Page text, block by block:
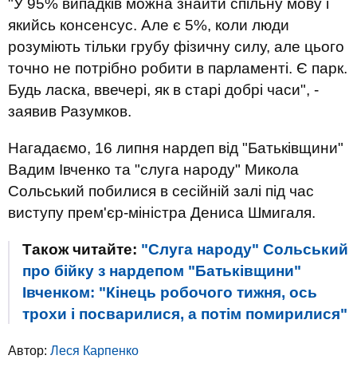
"У 95% випадків можна знайти спільну мову і
якийсь консенсус. Але є 5%, коли люди
розуміють тільки грубу фізичну силу, але цього
точно не потрібно робити в парламенті. Є парк.
Будь ласка, ввечері, як в старі добрі часи", -
заявив Разумков.
Нагадаємо, 16 липня нардеп від "Батьківщини"
Вадим Івченко та "слуга народу" Микола
Сольський побилися в сесійній залі під час
виступу прем'єр-міністра Дениса Шмигаля.
Також читайте: "Слуга народу" Сольський
про бійку з нардепом "Батьківщини"
Івченком: "Кінець робочого тижня, ось
трохи і посварилися, а потім помирилися"
Автор: Леся Карпенко